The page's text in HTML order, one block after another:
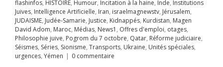
judiciaire
Séries Sionisme
Ukraine Unités
urgences Yémen
flashinfos, HISTOIRE, Humour, Incitation à la haine, Inde, Institutions
Juives, Intelligence Artificielle, Iran, israelmagnewstv, Jérusalem,
JUDAISME, Judée-Samarie, Justice, Kidnappés, Kurdistan, Magen
David Adom, Maroc, Médias, News1 , Offres d'emploi, otages,
Philosophie juive, Pogrom du 7 octobre, Qatar, Réforme judiciaire,
Séismes, Séries, Sionisme, Transports, Ukraine, Unités spéciales,
urgences, Yémen | 0 commentaire